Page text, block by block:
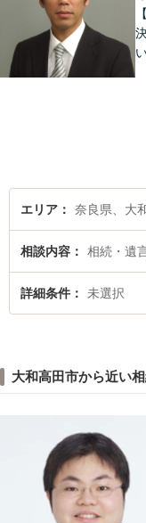
エリア 奈良県、大
相談内容 相続・遺
詳細条件 未選択
大和高田市から近い